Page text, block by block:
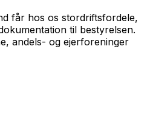
får hos os stordriftsfordele,
til bestyrelsen.
andels- og ejerforeninger